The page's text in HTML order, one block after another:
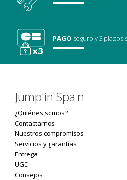
PAGO seguroy 3 plazos
Jump'in Spain
¿Quiénes somos?
Contactarnos
Nuestros compromisos
Servicios y garantías
Entrega
UGC
Consejos